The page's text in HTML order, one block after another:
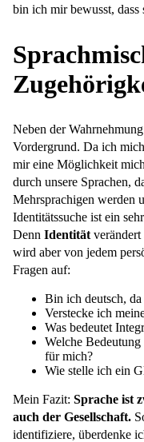
bin ich mir bewusst,
Neben der
Vordergrund. Da ich
mir eine Möglichkeit
durch unsere Sprachen,
Mehrsprachigen werden
Identitätssuche ist ein
Denn Identität
wird aber von jedem
Fragen auf:
Bin ich deutsch, da
Verstecke ich
Was bedeutet
Welche
für mich?
Wie stelle ich ein
Mein Fazit: Sprache ist
auch der Gesellschaft.
identifiziere, überdenke